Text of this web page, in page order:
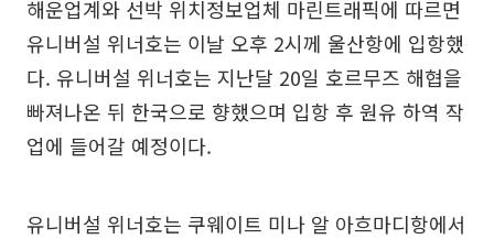
해운업계와 선박 위치정보업체 마린트래픽에 따르면
유니버설 위너호는 이날 오후 2시께 울산항에 입항했
다. 유니버설 위너호는 지난달 20일 호르무즈 해협을
빠져나온 뒤 한국으로 향했으며 입항 후 원유 하역 작
업에 들어갈 예정이다.
유니버설 위너호는 쿠웨이트 미나 알 아흐마디항에서